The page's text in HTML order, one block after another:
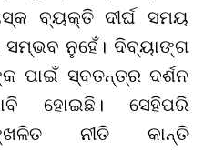
ବ୍ୟକ୍ତି ଦୀର୍ଘ ସମୟ
ସମ୍ଭବ ନୁହେଁ। ଦିବ୍ୟାଙ୍ଗ
ପାଇଁ ସ୍ବତନ୍ତ୍ର ଦର୍ଶନ
ହୋଇଛି। ସେହିପରି
ନୀତି କାନ୍ତି